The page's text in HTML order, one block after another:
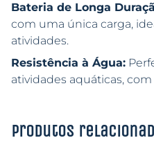
Bateria de Longa
com uma única carga,
atividades.
Resistência à Água:
atividades aquáticas,
Produtos